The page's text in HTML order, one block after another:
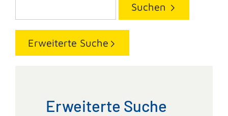
Suchen
Erweiterte Suche
Erweiterte Suche